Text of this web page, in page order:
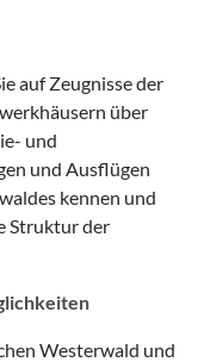
auf Zeugnisse der
über
und
und Ausflügen
kennen und
Struktur der
Westerwald und